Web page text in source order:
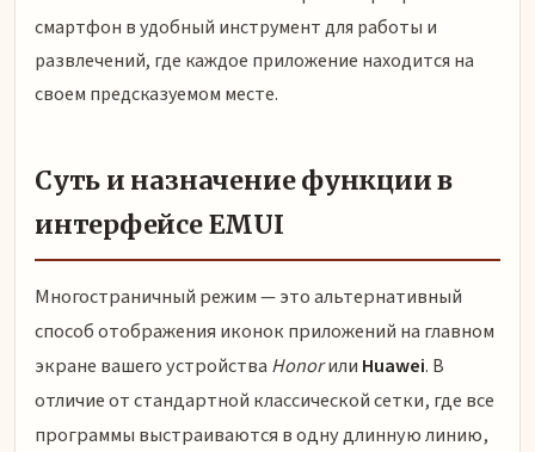
смартфон в удобный инструмент для работы и
развлечений, где каждое приложение находится на
своем предсказуемом месте.
Суть и назначение функции в
интерфейсе EMUI
Многостраничный режим — это альтернативный
способ отображения иконок приложений на главном
экране вашего устройства Honorили Huawei. В
отличие от стандартной классической сетки, где все
программы выстраиваются в одну длинную линию,